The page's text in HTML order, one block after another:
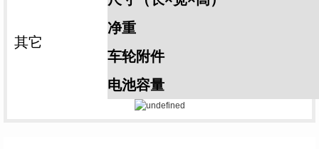
其它
净重
车轮附件
电池容量